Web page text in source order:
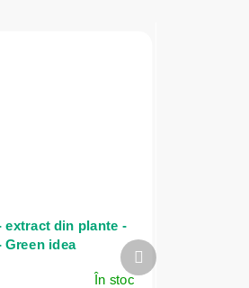
extract din plante -
Green idea
În stoc
Produsul
următor